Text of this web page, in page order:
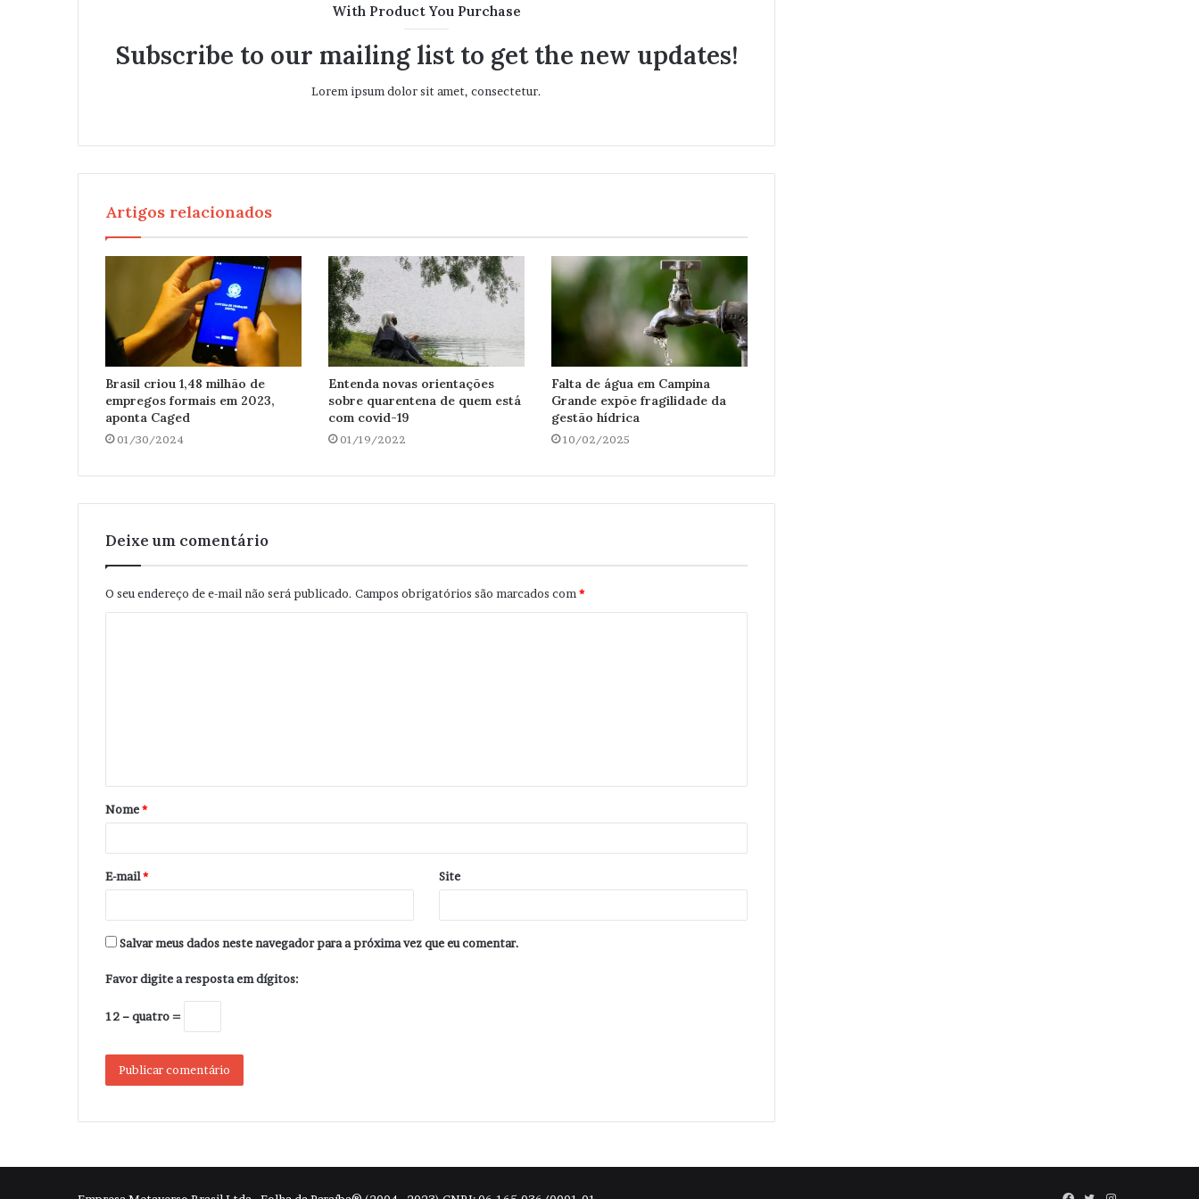
With Product You Purchase
Subscribe to our mailing list to get the new updates!
Lorem ipsum dolor sit amet, consectetur.
Artigos relacionados
Brasil criou 1,48 milhão de
empregos formais em 2023,
aponta Caged
01/30/2024
Entenda novas orientações
sobre quarentena de quem está
com covid-19
01/19/2022
Falta de água em Campina
Grande expõe fragilidade da
gestão hídrica
10/02/2025
Deixe um comentário
O seu endereço de e-mail não será publicado. Campos obrigatórios são marcados com*
á
r
*
Nome*
E-mail* Site
Salvar meus dados neste navegador para a próxima vez que eu comentar.
Favor digite a resposta em dígitos:
12 − quatro =